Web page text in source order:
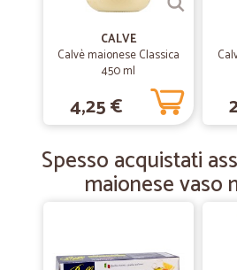
—Angelo M.
Veloci e precisi
Marcello C.
grazie e arrivederci
CALVE
Calvè maionese Classica
450 ml
4,25 €
Spesso acquistati
maionese vaso